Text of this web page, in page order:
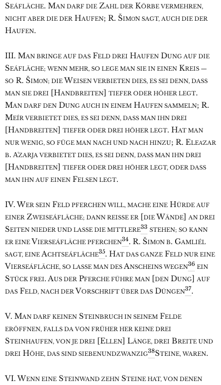
SEÁFLÄCHE. MAN DARF DIE ZAHL DER KÖRBE VERMEHREN,
NICHT ABER DIE DER HAUFEN; R. ŠIMO͑N SAGT, AUCH DIE DER
HAUFEN.
III. MAN BRINGE AUF DAS FELD DREI HAUFEN DUNG AUF DIE
SEÁFLÄCHE; WENN MEHR, SO LEGE MAN SIE IN EINEN KREIS —
SO R. ŠIMO͑N; DIE WEISEN VERBIETEN DIES, ES SEI DENN, DASS
MAN SIE DREI [HANDBREITEN] TIEFER ODER HÖHER LEGT.
MAN DARF DEN DUNG AUCH IN EINEM HAUFEN SAMMELN; R.
MEÍR VERBIETET DIES, ES SEI DENN, DASS MAN IHN DREI
[HANDBREITEN] TIEFER ODER DREI HÖHER LEGT. HAT MAN
NUR WENIG, SO FÜGE MAN NACH UND NACH HINZU; R. ELEA͑ZAR
B. A͑ZARJA VERBIETET DIES, ES SEI DENN, DASS MAN IHN DREI
[HANDBREITEN] TIEFER ODER DREI HÖHER LEGT, ODER DASS
MAN IHN AUF EINEN FELSEN LEGT.
IV. WER SEIN FELD PFERCHEN WILL, MACHE EINE HÜRDE AUF
EINER ZWEISEÁFLÄCHE; DANN REISSE ER [DIE WÄNDE] AN DREI
SEITEN NIEDER UND LASSE DIE MITTLERE33 STEHEN; SO KANN
ER EINEVIERSEÁFLÄCHE PFERCHEN34. R. ŠIMO͑N B. GAMLIÉL
SAGT, EINE ACHTSEÁFLÄCHE35. HAT DAS GANZE FELD NUR EINE
VIERSEÁFLÄCHE, SO LASSE MAN DES ANSCHEINS WEGEN36 EIN
STÜCK FREI. AUS DER PFERCHE FÜHRE MAN [DEN DUNG] AUF
DAS FELD, NACH DER VORSCHRIFT ÜBER DAS DÜNGEN37.
V. MAN DARF KEINEN STEINBRUCH IN SEINEM FELDE
ERÖFFNEN, FALLS DA VON FRÜHER HER KEINE DREI
STEINHAUFEN, VON JE DREI [ELLEN] LÄNGE, DREI BREITE UND
DREI HÖHE, DAS SIND SIEBENUNDZWANZIG38STEINE, WAREN.
VI. WENN EINE STEINWAND ZEHN STEINE HAT, VON DENEN